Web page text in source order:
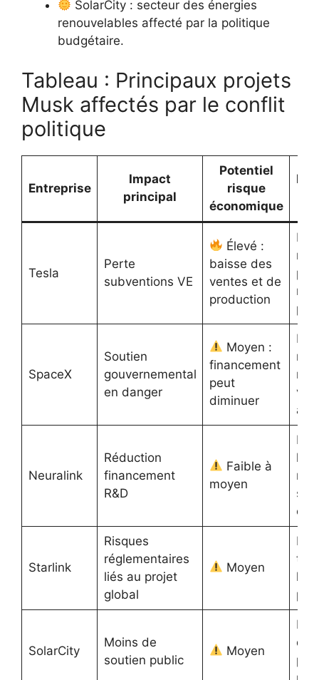
SolarCity : secteur des énergies
renouvelables affecté par la politique
budgétaire.
Tableau : Principaux projets
Musk affectés par le conflit
politique
Entreprise
Impact
principal
Potentiel
risque
économique
Tesla
Perte
subventions VE
Élevé :
baisse des
ventes et de
production
SpaceX
Soutien
gouvernemental
en danger
Moyen :
financement
peut
diminuer
Neuralink
Réduction
financement
R&D
Faible à
moyen
Starlink
Risques
réglementaires
liés au projet
global
Moyen
les
SolarCity
Moins de
soutien public
Moyen
des